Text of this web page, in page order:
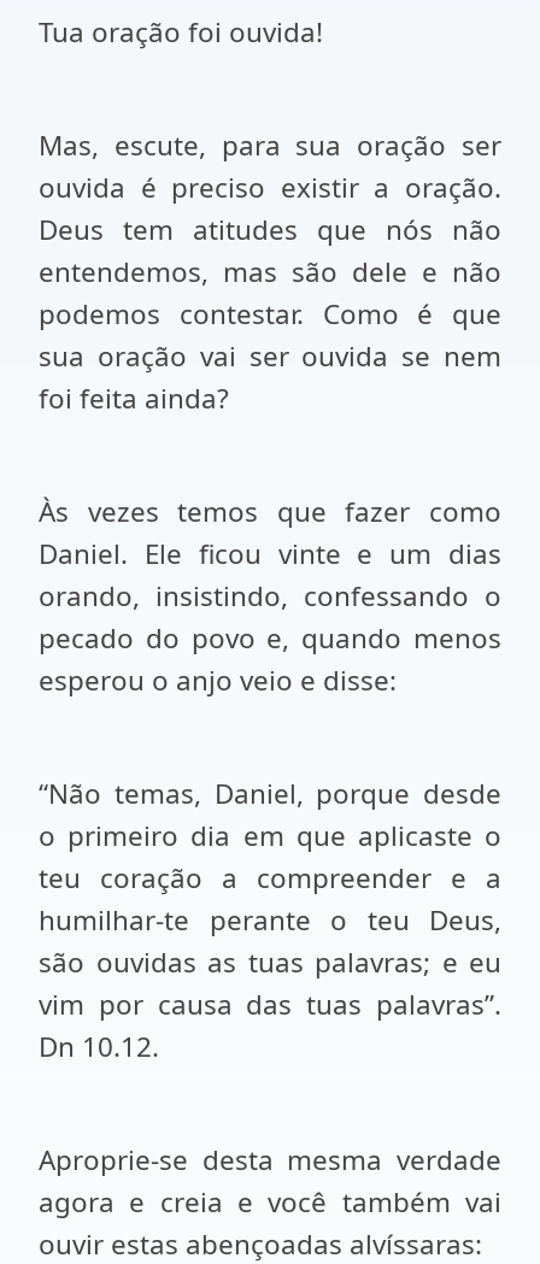
Tua oração foi ouvida!
Mas, escute, para sua oração ser
ouvida é preciso existir a oração.
Deus tem atitudes que nós não
entendemos, mas são dele e não
podemos contestar. Como é que
sua oração vai ser ouvida se nem
foi feita ainda?
Às vezes temos que fazer como
Daniel. Ele ficou vinte e um dias
orando, insistindo, confessando o
pecado do povo e, quando menos
esperou o anjo veio e disse:
“Não temas, Daniel, porque desde
o primeiro dia em que aplicaste o
teu coração a compreender e a
humilhar-te perante o teu Deus,
são ouvidas as tuas palavras; e eu
vim por causa das tuas palavras”.
Dn 10.12.
Aproprie-se desta mesma verdade
agora e creia e você também vai
ouvir estas abençoadas alvíssaras: